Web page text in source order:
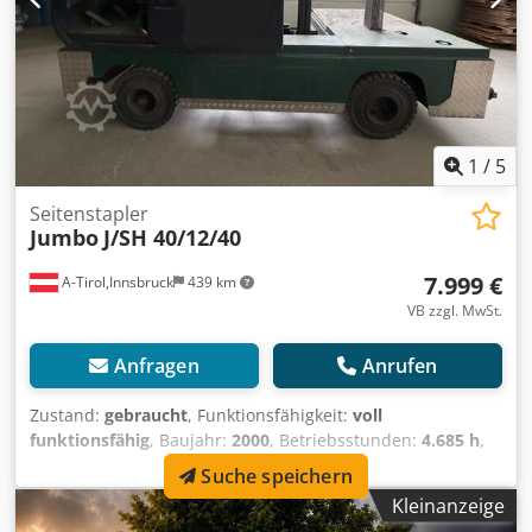
1 / 5
A-Tirol,Innsbruck 439 km
Seitenstapler
Jumbo J/SH 40/12/40
7.999 €
VB zzgl. MwSt.
Anfragen Anrufen
Zustand: gebraucht, Funktionsfähigkeit: voll
funktionsfähig, Baujahr: 2000, Betriebsstunden: 4.685 h,
4.000 kg , Hubhöhe: 4.000 mm , Freihub:
mm, Kraftstofftyp: Diesel, Masttyp:Duplex, Leergewicht:
6.480 kg, Antriebsart:Diesel, Seitenstapler Masttyp:Kleinanzeige
Suche speichern